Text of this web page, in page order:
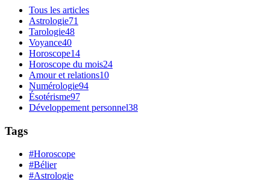
Tous les articles
Astrologie71
Tarologie48
Voyance40
Horoscope14
Horoscope du mois24
Amour et relations10
Numérologie94
Ésotérisme97
Développement personnel38
Tags
#Horoscope
#Bélier
#Astrologie